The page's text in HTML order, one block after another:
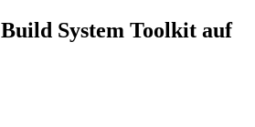
Build System Toolkit auf